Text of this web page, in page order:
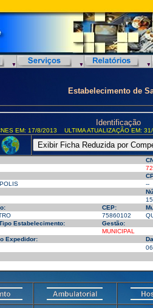
Estabelecimento de
Identificação
EM: 17/8/2013 ULTIMA ATUALIZAÇÃO EM:
--
CEP:
75860102
Estabelecimento:
Gestão:
MUNICIPAL
Expedidor: